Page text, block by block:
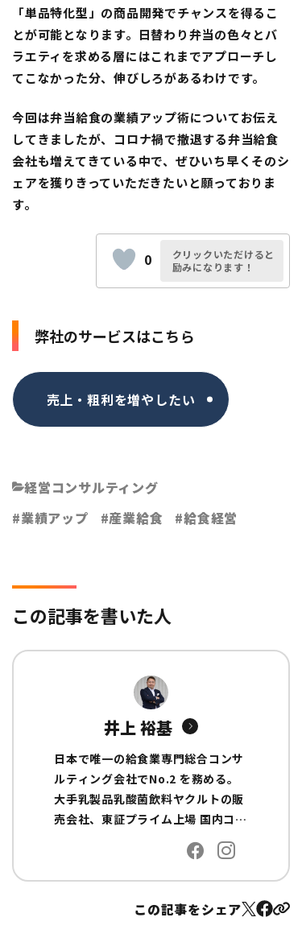
「単品特化型」の商品開発でチャンスを得るこ
とが可能となります。日替わり弁当の色々とバ
ラエティを求める層にはこれまでアプローチし
てこなかった分、伸びしろがあるわけです。
今回は弁当給食の業績アップ術についてお伝え
してきましたが、コロナ禍で撤退する弁当給食
会社も増えてきている中で、ぜひいち早くそのシ
ェアを獲りきっていただきたいと願っておりま
す。
0
クリックいただけると
励みになります！
弊社のサービスはこちら
売上・粗利を増やしたい
経営コンサルティング
業績アップ
産業給食 給食経営
この記事を書いた人
井上 裕基
日本で唯一の給食業専門総合コンサ
ルティング会社でNo.2 を務める。
大手乳製品乳酸菌飲料ヤクルトの販
売会社、東証プライム上場 国内コン
サルティングファームの船井総合研
究所で給食業界の経営コンサルタン
トを経て独立し現職に至る。 全国に
給食会社の顧問先を持ち、専門領域
は産業給食/事業所給食/委託給食/介
この記事をシェア